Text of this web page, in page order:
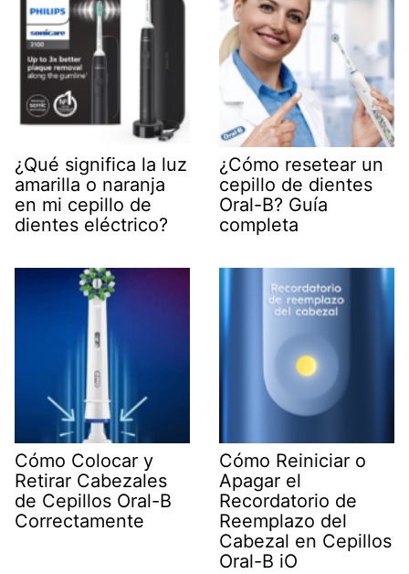
¿Qué significa la luz
amarilla o naranja
en mi cepillo de
dientes eléctrico?
¿Cómo resetear un
cepillo de dientes
Oral-B? Guía
completa
Cómo Colocar y
Retirar Cabezales
de Cepillos Oral-B
Correctamente
Cómo Reiniciar o
Apagar el
Recordatorio de
Reemplazo del
Cabezal en Cepillos
Oral-B iO